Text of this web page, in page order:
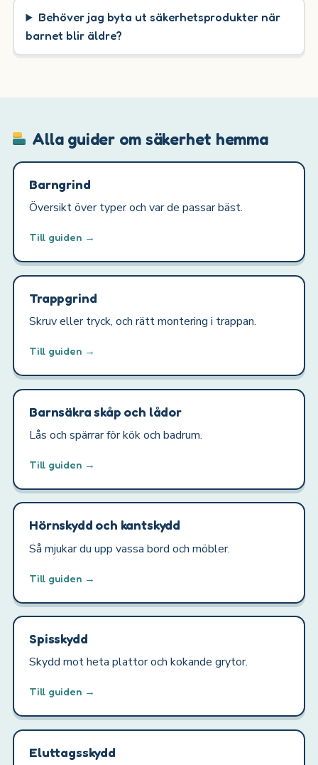
Behöver jag byta ut säkerhetsprodukter när
barnet blir äldre?
Alla guider om säkerhet hemma
Barngrind
Översikt över typer och var de passar bäst.
Till guiden →
Trappgrind
Skruv eller tryck, och rätt montering i trappan.
Till guiden →
Barnsäkra skåp och lådor
Lås och spärrar för kök och badrum.
Till guiden →
Hörnskydd och kantskydd
Så mjukar du upp vassa bord och möbler.
Till guiden →
Spisskydd
Skydd mot heta plattor och kokande grytor.
Till guiden →
Eluttagsskydd